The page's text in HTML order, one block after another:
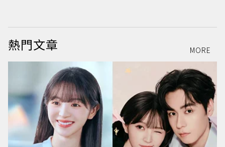
熱門文章 MORE